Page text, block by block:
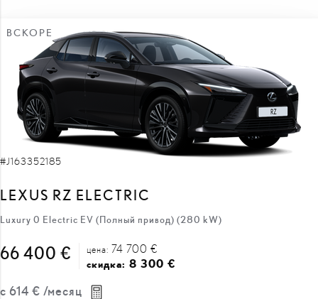
ВСКОРЕ
#J163352185
LEXUS RZ ELECTRIC
Luxury 0 Electric EV (Полный привод) (280 kW)
66 400 € цена: 74 700 €
скидка: 8 300 €
с 614 € /месяц